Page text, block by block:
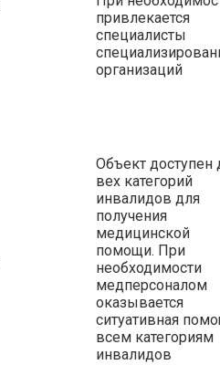
привлекается
специалисты
организаций
Объект доступен
вех категорий
инвалидов для
получения
медицинской
помощи. При
необходимости
медперсоналом
оказывается
ситуативная
всем категориям
инвалидов